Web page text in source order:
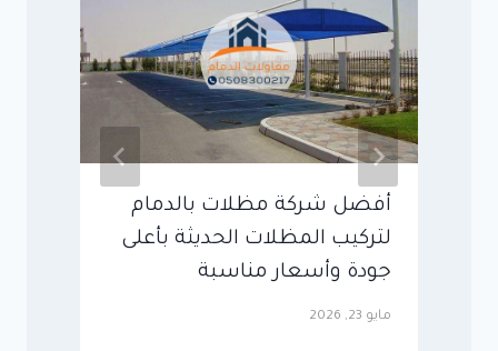
أفضل شركة مظلات بالدمام
لتركيب المظلات الحديثة بأعلى
جودة وأسعار مناسبة
مايو 23, 2026